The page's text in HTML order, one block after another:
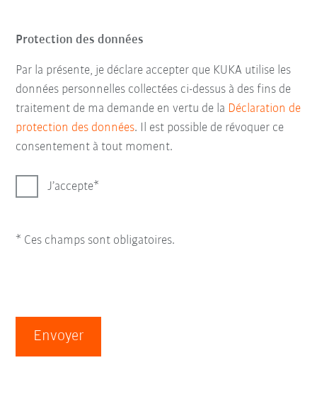
Protection des données
Par la présente, je déclare accepter que KUKA utilise les
données personnelles collectées ci-dessus à des fins de
traitement de ma demande en vertu de la Déclaration de
protection des données. Il est possible de révoquer ce
consentement à tout moment.
J’accepte
* Ces champs sont obligatoires.
Envoyer